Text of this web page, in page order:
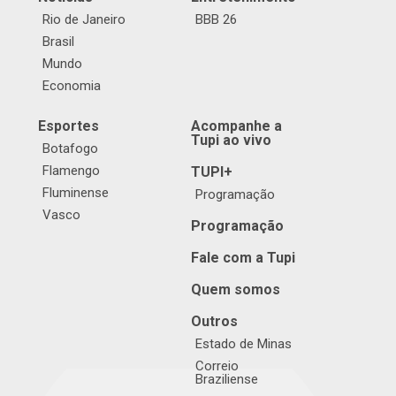
Rio de Janeiro
Brasil
Mundo
Economia
BBB 26
Esportes
Botafogo
Flamengo
Fluminense
Vasco
Acompanhe a
Tupi ao vivo
TUPI+
Programação
Programação
Fale com a Tupi
Quem somos
Outros
Estado de Minas
Correio
Braziliense